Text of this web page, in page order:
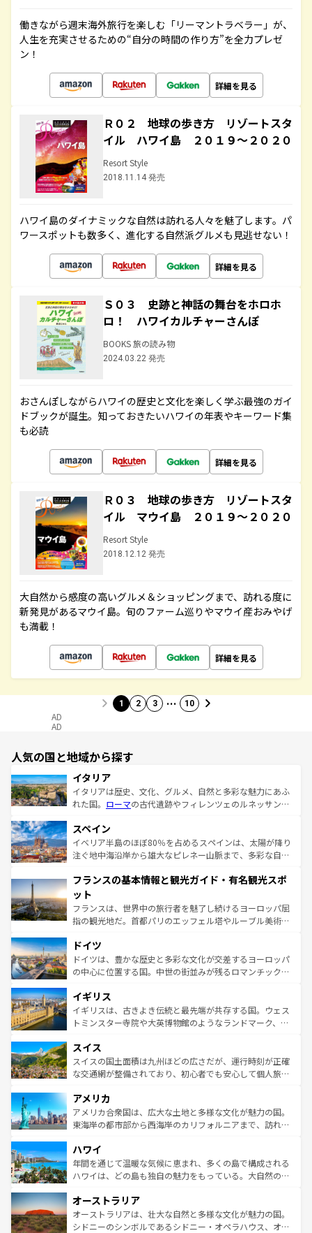
働きながら週末海外旅行を楽しむ「リーマントラベラー」が、
人生を充実させるための“自分の時間の作り方”を全力プレゼ
ン！
詳細を見る
Ｒ０２ 地球の歩き方 リゾートスタ
イル ハワイ島 ２０１９～２０２０
Resort Style
2018.11.14 発売
ハワイ島のダイナミックな自然は訪れる人々を魅了します。パ
ワースポットも数多く、進化する自然派グルメも見逃せない！
詳細を見る
Ｓ０３ 史跡と神話の舞台をホロホ
ロ！ ハワイカルチャーさんぽ
BOOKS 旅の読み物
2024.03.22 発売
おさんぽしながらハワイの歴史と文化を楽しく学ぶ最強のガイ
ドブックが誕生。知っておきたいハワイの年表やキーワード集
も必読
詳細を見る
Ｒ０３ 地球の歩き方 リゾートスタ
イル マウイ島 ２０１９～２０２０
Resort Style
2018.12.12 発売
大自然から感度の高いグルメ＆ショッピングまで、訪れる度に
新発見があるマウイ島。旬のファーム巡りやマウイ産おみやげ
も満載！
詳細を見る
1 2 3 … 10
AD
AD
人気の国と地域から探す
イタリア
イタリアは歴史、文化、グルメ、自然と多彩な魅力にあふ
れた国。 ローマの古代遺跡やフィレンツェのルネッサンス
ろん、トスカーナの美しい田園風景やアマルフィ海岸の絶
景など、自然景観も見逃せない。観光の合間には、本場の
ピザやパスタなど、絶品のイタリア料理を堪能することも
ませてくれるイタリアで、忘れられない旅をしてみよう！
なお、新着のイタリア情報は
しい。
スペイン
イベリア半島のほぼ80％を占めるスペインは、太陽が降り
注ぐ地中海沿岸から雄大なピレネー山脈まで、多彩な自然
文化が根付くこの国では、情熱的なフラメンコ、熱気あふ
れる闘牛、そして美味しいタパスが生活の一部となってい
る。首都マドリードの洗練された雰囲気や、バルセロナの
アートに溢れた街角から、地方では古代ローマ遺跡や中世
せる。地方によって風土や気候が異なるスペインはその個
性で訪れる人を魅了する。 なお、新着のスペイン情報は コ
ンテンツ一覧を参照してほしい。
フランスの基本情報と観光ガイド・有名観光スポ
ット
フランスは、世界中の旅行者を魅了し続けるヨーロッパ屈
指の観光地だ。首都パリのエッフェル塔やルーブル美術館
で、幅広い魅力が詰まっている。華麗な宮殿、歴史的な大
聖堂、美しいビーチ、そして豊かな自然が、訪れる者を心
から魅了する。また、フランスは美食の国としても知ら
いる。シャンパンの発祥地であるランス、プロヴァンスの
香り高いラベンダー畑など、多彩な楽しみ方が可能だ。さ
らに、パリ以外の地域にも魅力が溢れており、どの街角に
れる地方に足を運ぶとそれぞれで全く異なる文化を体験で
きるだろう。 なお、新着のフランス情報はコンテンツ一覧
を参照してほしい。
ドイツ
ドイツは、豊かな歴史と多彩な文化が交差するヨーロッパ
の中心に位置する国。中世の街並みが残るロマンチック街
顔を持つこの国は、どこを歩いても飽きることがない。ベ
ルリンの文化的活気、バイエルン州のアルプスの絶景、そ
してライン川沿いのワイン畑といった風景は必見。ビール
は、お酒好きな人にはぜひ体験してほしい。 なお、新着の
ドイツ情報はコンテンツ一覧を参照してほしい。
イギリス
イギリスは、古きよき伝統と最先端が共存する国。ウェス
トミンスター寺院や大英博物館のようなランドマーク、歴
リアごとに異なる魅力がある。また、優雅なアフタヌーン
ティー、ビール好きにはたまらない英国パブ、サッカー観
戦など、本場だからこそできる体験も豊富。イギリスを旅
ンツ一覧を参照してほしい。
スイス
スイスの国土面積は九州ほどの広さだが、運行時刻が正確
な交通網が整備されており、初心者でも安心して個人旅行
の建物がそのまま残る町や、スイスならではのユニークな
博物館もあり、アルプス観光だけでなく町歩きも満喫する
ことができる。国民の所得が高いため物価も高いが、旅行
ば市内交通費無料で観光を楽しむこともできる。 なお、新
着のスイス情報はコンテンツ一覧 を参照してほしい。
アメリカ
アメリカ合衆国は、広大な土地と多様な文化が魅力の国。
東海岸の都市部から西海岸のカリフォルニアまで、訪れる
のような巨大都市は、観光、ショッピング、エンターテイ
ンメントが詰まった刺激的なスポットだ。一方、アメリカ
西部には大自然が広がり、グランドキャニオンやイエロー
部のニューオーリンズでは、音楽と美食が融合した独特の
文化が魅力。旅行者はアメリカの各地域で異なる魅力を楽
しみながら、その多様性と豊かな歴史を感じることができ
ハワイ
年間を通じて温暖な気候に恵まれ、多くの島で構成される
ハワイは、どの島も独自の魅力をもっている。大自然の神
ワイ島は見逃せない。また、定番の観光地といえばオアフ
島だが、静かな自然を求めるならマウイ島やカウアイ島が
おすすめ。エメラルドグリーンに輝く海をはじめ、豊かな
オーストラリア
オーストラリアは、壮大な自然と多様な文化が魅力の国。
シドニーのシンボルであるシドニー・オペラハウス、オー